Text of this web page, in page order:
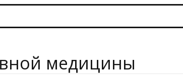
медицины